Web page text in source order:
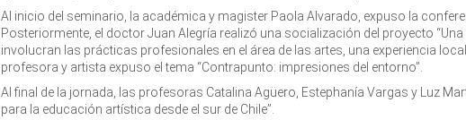
Al inicio del seminario, la académica y magister Paola Alvarado, expuso la
Posteriormente, el doctor Juan Alegría realizó una socialización del proyecto
involucran las prácticas profesionales en el área de las artes, una experiencia
profesora y artista expuso el tema “Contrapunto: impresiones del entorno”.
Al final de la jornada, las profesoras Catalina Agüero, Estephanía Vargas y Luz
para la educación artística desde el sur de Chile”.